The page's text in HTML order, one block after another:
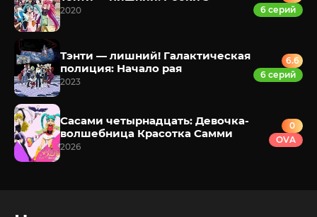
2020
6 серий
Тэнти — лишний! Галактическая
полиция: Начало рая
2023
6.6
6 серий
Сасами четырнадцать: Девочка-
волшебница Красотка Самми
2026
0
OVA